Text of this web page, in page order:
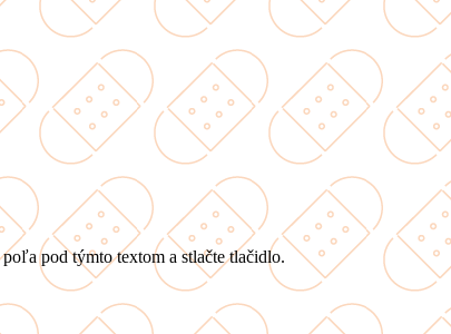
pod týmto textom a stlačte tlačidlo.